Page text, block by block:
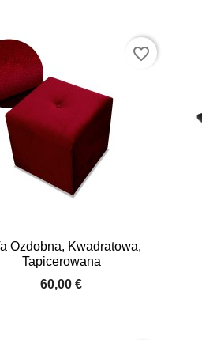
Ozdobna, Kwadratowa,
Tapicerowana
60,00 €
Quick view
favorite_border